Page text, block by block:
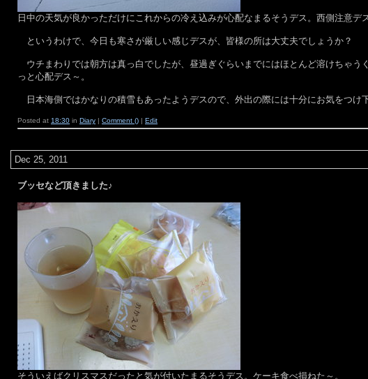
日中の天気が良かっただけにこれからの冷え込みが心配なまるそうデス。西側注意デス
というわけで、今日も寒さが厳しい感じデスが、皆様の所は大丈夫でしょうか？
ウチまわりでは朝方は真っ白でしたが、昼過ぎぐらいまでにはほとんど溶けちゃう
っと心配デス～。
日本海側ではかなりの積雪もあったようデスので、外出の際には十分にお気をつけ下
Posted at 18:30 in Diary | Comment () | Edit
Dec 25, 2011
ブッセなど頂きました♪
そういえばクリスマスだったと気が付いたまるそうデス。ケーキ食べ損ねた～。